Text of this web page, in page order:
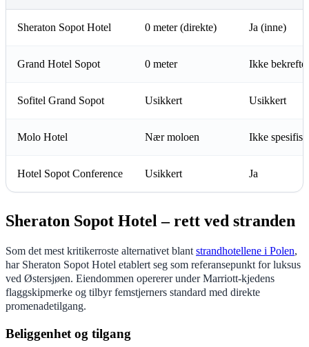
Sheraton Sopot Hotel 0 meter (direkte) Ja (inne)
Grand Hotel Sopot 0 meter Ikke bekreftet
Sofitel Grand Sopot Usikkert Usikkert
Molo Hotel Nær moloen Ikke
Hotel Sopot Conference Usikkert Ja
Sheraton Sopot Hotel – rett ved stranden
Som det mest kritikerroste alternativet blantstrandhotellene i Polen,
har Sheraton Sopot Hotel etablert seg som referansepunkt for luksus
ved Østersjøen. Eiendommen opererer under Marriott-kjedens
flaggskipmerke og tilbyr femstjerners standard med direkte
promenadetilgang.
Beliggenhet og tilgang